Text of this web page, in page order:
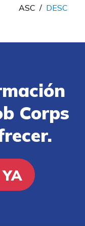
ASC / DESC
Corps